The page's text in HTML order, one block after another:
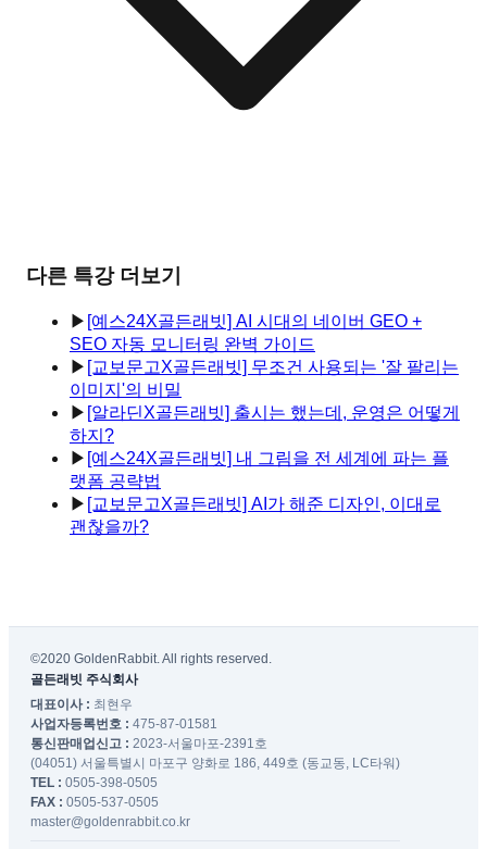
다른 특강 더보기
▶ [예스24X골든래빗] AI 시대의 네이버 GEO +
SEO 자동 모니터링 완벽 가이드
▶ [교보문고X골든래빗] 무조건 사용되는 '잘 팔리는
이미지'의 비밀
▶ [알라딘X골든래빗] 출시는 했는데, 운영은 어떻게
하지?
▶ [예스24X골든래빗] 내 그림을 전 세계에 파는 플
랫폼 공략법
▶ [교보문고X골든래빗] AI가 해준 디자인, 이대로
괜찮을까?
©2020 GoldenRabbit. All rights reserved.
골든래빗 주식회사
대표이사 : 최현우
사업자등록번호 : 475-87-01581
통신판매업신고 : 2023-서울마포-2391호
(04051) 서울특별시 마포구 양화로 186, 449호 (동교동, LC타워)
TEL : 0505-398-0505
FAX : 0505-537-0505
master@goldenrabbit.co.kr